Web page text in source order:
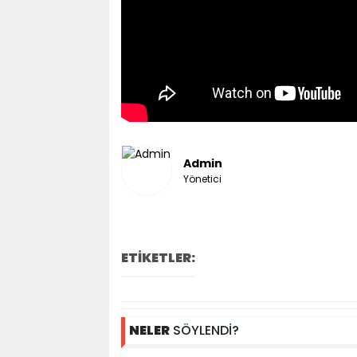
Admin
Yönetici
ETİKETLER:
NELERSÖYLENDİ?